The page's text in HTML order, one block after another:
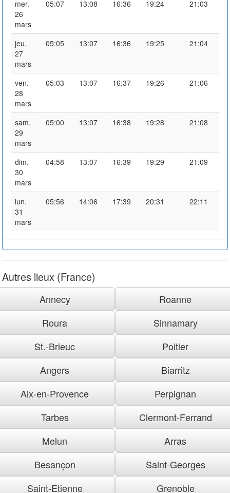
mer.
26
mars
05:07 13:08 16:36 19:24 21:03
jeu.
27
mars
05:05 13:07 16:36 19:25 21:04
ven.
28
mars
05:03 13:07 16:37 19:26 21:06
sam.
29
mars
05:00 13:07 16:38 19:28 21:08
dim.
30
mars
04:58 13:07 16:39 19:29 21:09
lun.
31
mars
05:56 14:06 17:39 20:31 22:11
Autres lieux (France)
Annecy
Roanne
Roura
Sinnamary
St.-Brieuc
Poitier
Angers
Biarritz
Aix-en-Provence
Perpignan
Tarbes
Clermont-Ferrand
Melun
Arras
Besançon
Saint-Georges
Saint-Etienne
Grenoble